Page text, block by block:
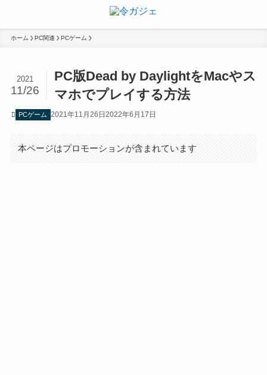
ホーム PC関連 PCゲーム
PC版Dead by DaylightをMacやス
マホでプレイする方法
2021
11/26
PCゲーム 2021年11月26日 2022年6月17日
本ページはプロモーションが含まれています